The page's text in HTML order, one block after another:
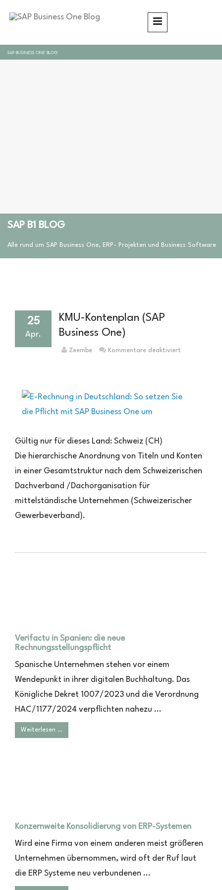
SAP BUSINESS ONE BLOG
SAP B1 BLOG
Alle rund um SAP Business One, ERP- Projekten und Business Software
25
Apr.
KMU-Kontenplan (SAP
Business One)
Zeembe Kommentare deaktiviert
Gültig nur für dieses Land: Schweiz (CH)
Die hierarchische Anordnung von Titeln und Konten
in einer Gesamtstruktur nach dem Schweizerischen
Dachverband /Dachorganisation für
mittelständische Unternehmen (Schweizerischer
Gewerbeverband).
Verifactu in Spanien: die neue
Rechnungsstellungspflicht
Spanische Unternehmen stehen vor einem
Wendepunkt in ihrer digitalen Buchhaltung. Das
Königliche Dekret 1007/2023 und die Verordnung
HAC/1177/2024 verpflichten nahezu ...
Weiterlesen …
Konzernweite Konsolidierung von ERP-Systemen
Wird eine Firma von einem anderen meist größeren
Unternehmen übernommen, wird oft der Ruf laut
die ERP Systeme neu verbundenen ...